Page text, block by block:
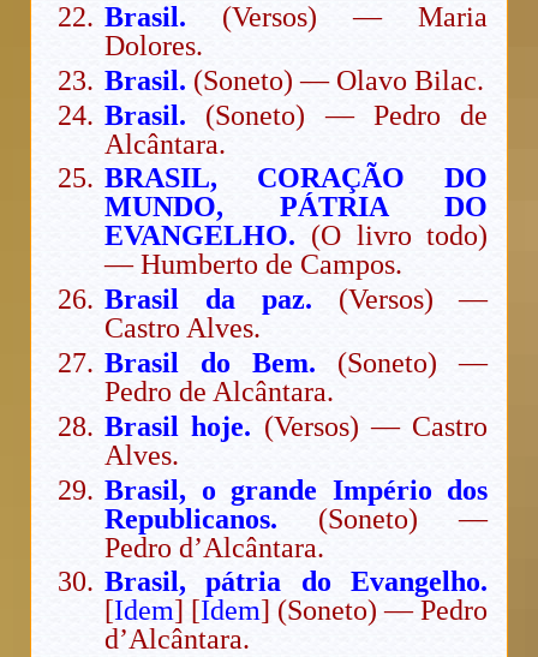
Brasil. (Versos) — Maria
Dolores.
Brasil. (Soneto) — Olavo Bilac.
Brasil. (Soneto) — Pedro de
Alcântara.
BRASIL, CORAÇÃO DO
MUNDO, PÁTRIA DO
EVANGELHO. (O livro todo)
— Humberto de Campos.
Brasil da paz. (Versos) —
Castro Alves.
Brasil do Bem. (Soneto) —
Pedro de Alcântara.
Brasil hoje. (Versos) — Castro
Alves.
Brasil, o grande Império dos
Republicanos. (Soneto) —
Pedro d’Alcântara.
Brasil, pátria do Evangelho.
[Idem] [Idem] (Soneto) — Pedro
d’Alcântara.